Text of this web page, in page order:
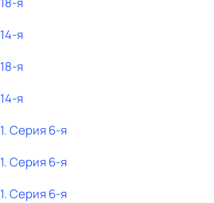
я
я
я
. Серия 6-я
. Серия 6-я
. Серия 6-я